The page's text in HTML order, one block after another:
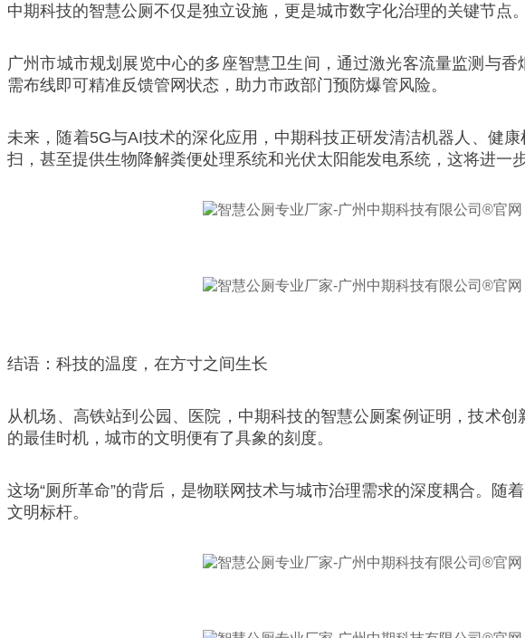
中期科技的智慧公厕不仅是独立设施，更是城市数字化治理的关键节点。
广州市城市规划展览中心的多座智慧卫生间，通过激光客流量监测与
需布线即可精准反馈管网状态，助力市政部门预防爆管风险。
未来，随着5G与AI技术的深化应用，中期科技正研发清洁机器人、健
扫，甚至提供生物降解粪便处理系统和光伏太阳能发电系统，这将进一步
结语：科技的温度，在方寸之间生长
从机场、高铁站到公园、医院，中期科技的智慧公厕案例证明，技术
的最佳时机，城市的文明便有了具象的刻度。
这场“厕所革命”的背后，是物联网技术与城市治理需求的深度耦合。
文明标杆。